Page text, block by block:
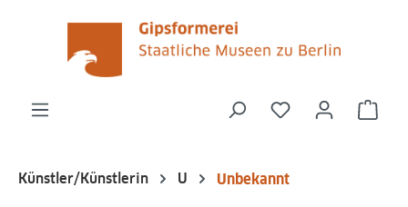
springen
Du hast 0
Künstler/Künstlerin U Unbekannt